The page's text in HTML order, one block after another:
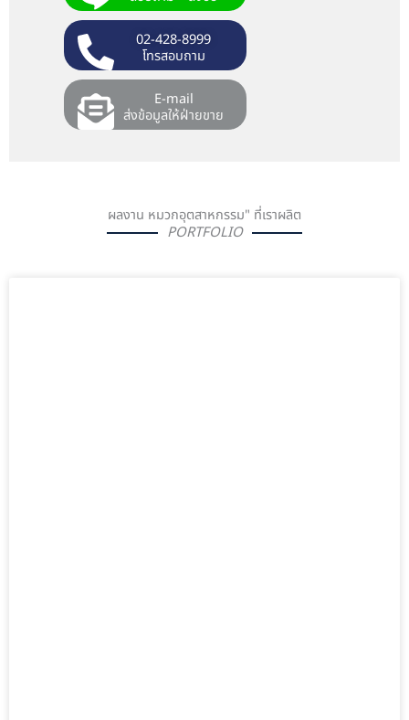
02-428-8999
โทรสอบถาม
E-mail
ส่งข้อมูลให้ฝ่ายขาย
ผลงาน หมวกอุตสาหกรรม" ที่เราผลิต
PORTFOLIO